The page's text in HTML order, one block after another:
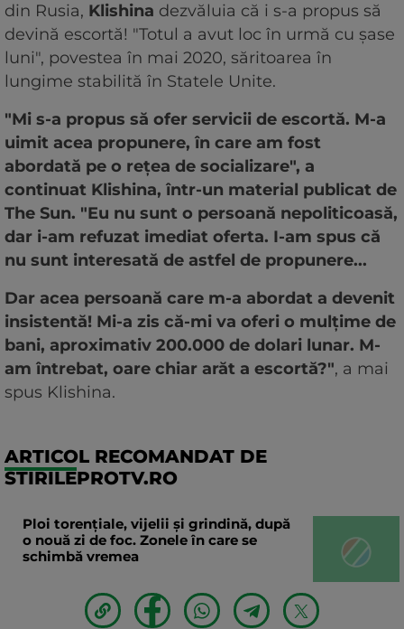
din Rusia, Klishina dezvăluia că i s-a propus să
devină escortă! "Totul a avut loc în urmă cu șase
luni", povestea în mai 2020, săritoarea în
lungime stabilită în Statele Unite.
"Mi s-a propus să ofer servicii de escortă. M-a
uimit acea propunere, în care am fost
abordată pe o rețea de socializare", a
continuat Klishina, într-un material publicat de
The Sun. "Eu nu sunt o persoană nepoliticoasă,
dar i-am refuzat imediat oferta. I-am spus că
nu sunt interesată de astfel de propunere...
Dar acea persoană care m-a abordat a devenit
insistentă! Mi-a zis că-mi va oferi o mulțime de
bani, aproximativ 200.000 de dolari lunar. M-
am întrebat, oare chiar arăt a escortă?", a mai
spus Klishina.
ARTICOL RECOMANDAT DE
STIRILEPROTV.RO
Ploi torențiale, vijelii și grindină, după
o nouă zi de foc. Zonele în care se
schimbă vremea